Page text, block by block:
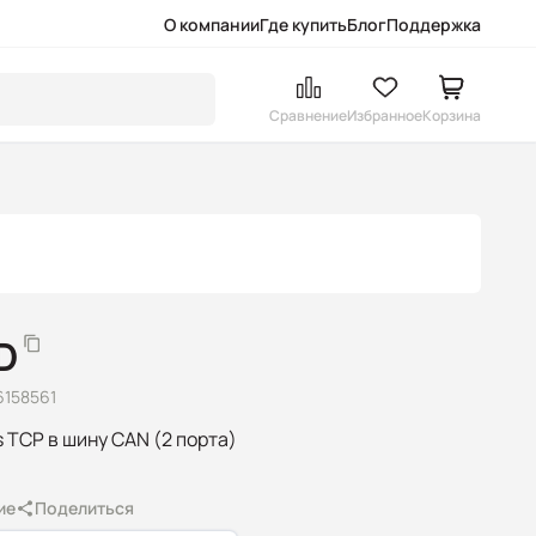
О компанииГде купитьБлогПоддержка
СравнениеИзбранноеКорзина
в шину CAN (2 порта)
Поделиться